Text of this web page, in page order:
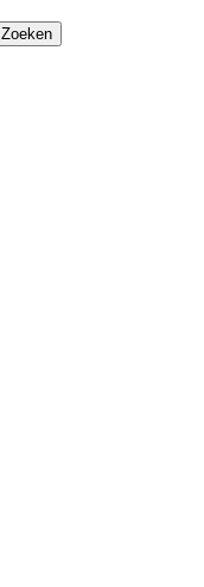
Zoeken